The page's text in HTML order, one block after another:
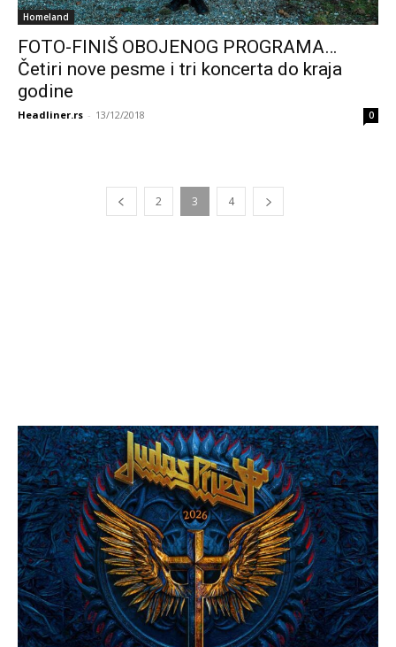
Homeland
FOTO-FINIŠ OBOJENOG PROGRAMA…
Četiri nove pesme i tri koncerta do kraja
godine
Headliner.rs - 13/12/2018 0
2 3 4